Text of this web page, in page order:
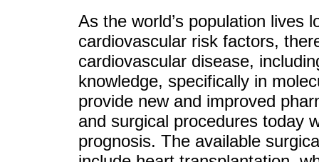
As the world’s population lives
cardiovascular risk factors,
cardiovascular disease,
knowledge, specifically in
provide new and improved
and surgical procedures today
prognosis. The available